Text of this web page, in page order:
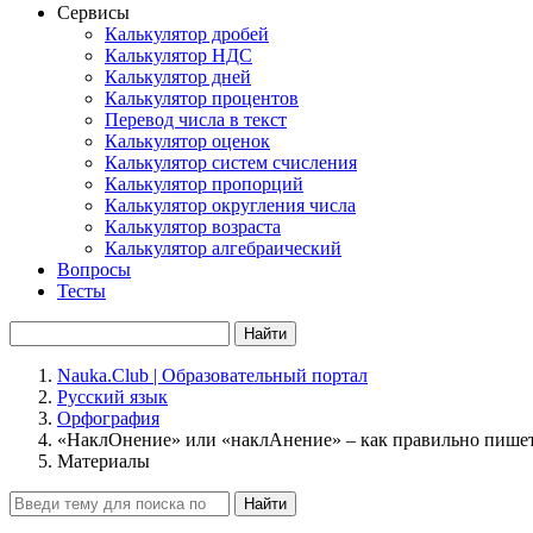
Сервисы
Калькулятор дробей
Калькулятор НДС
Калькулятор дней
Калькулятор процентов
Перевод числа в текст
Калькулятор оценок
Калькулятор систем счисления
Калькулятор пропорций
Калькулятор округления числа
Калькулятор возраста
Калькулятор алгебраический
Вопросы
Тесты
Найти
Nauka.Club | Образовательный портал
Русский язык
Орфография
«НаклОнение» или «наклАнение» – как правильно
Материалы
Найти